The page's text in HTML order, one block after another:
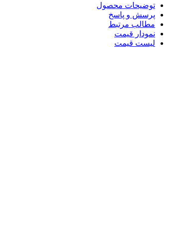
توضیحات محصول
پرسش و پاسخ
مطالب مرتبط
نمودار قیمت
لیست قیمت